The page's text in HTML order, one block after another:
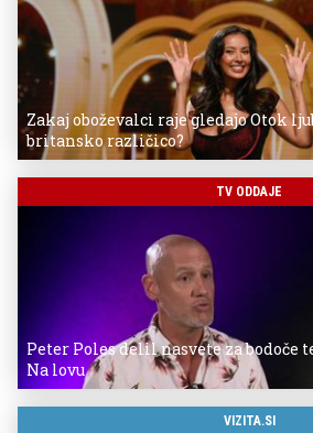
Zakaj oboževalci raje gledajo Otok
britansko različico?
TV ODDAJE
Peter Poles delil nasvete za bodoče
Na lovu
VIZITA.SI